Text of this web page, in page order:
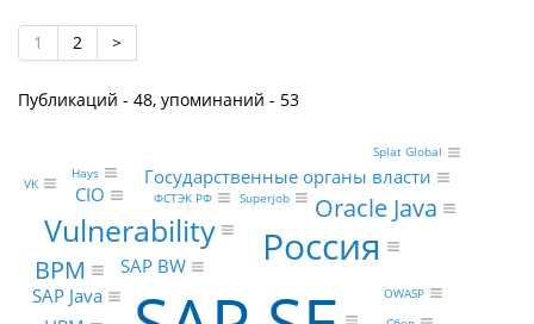
1 2 >
Публикаций - 48, упоминаний - 53
Россия
Vulnerability
Oracle Java
BPM
SAP Java
SAP BW
Государственные органы власти
CIO Superjob
ФСТЭК РФ
OWASP
Hays
Splat Global
VK